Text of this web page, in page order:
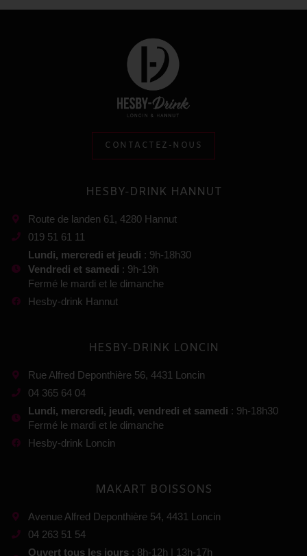
CONTACTEZ-NOUS
HESBY-DRINK HANNUT
Route de landen 61, 4280 Hannut
019 51 61 11
Lundi, mercredi et jeudi : 9h-18h30
Vendredi et samedi : 9h-19h
Fermé le mardi et le dimanche
Hesby-drink Hannut
HESBY-DRINK LONCIN
Rue Alfred Deponthière 56, 4431 Loncin
04 365 64 04
Lundi, mercredi, jeudi, vendredi et samedi : 9h-18h30
Fermé le mardi et le dimanche
Hesby-drink Loncin
MAKART BOISSONS
Avenue Alfred Deponthière 54, 4431 Loncin
04 263 51 54
Ouvert tous les jours : 8h-12h | 13h-17h